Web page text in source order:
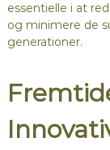
essentielle i at
og minimere de
generationer.